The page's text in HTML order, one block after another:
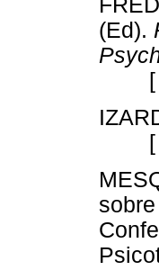
(Ed).
[
[